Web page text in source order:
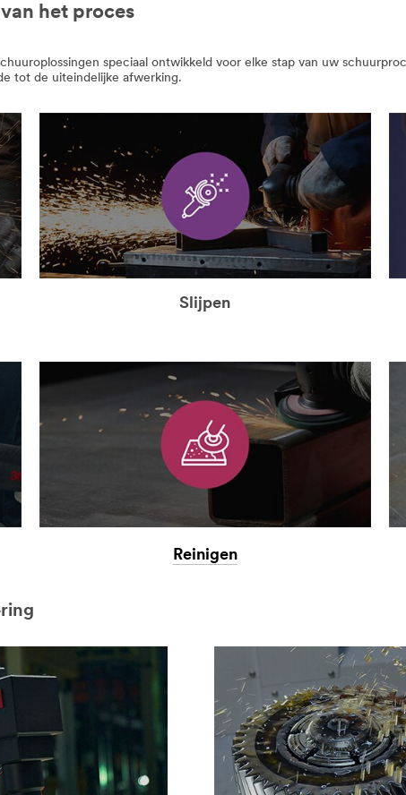
het proces
speciaal ontwikkeld voor elke stap van uw
tot de uiteindelijke afwerking.
Slijpen
Reinigen